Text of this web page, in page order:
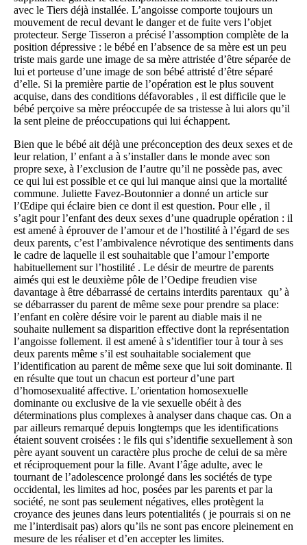
avec le Tiers déjà installée. L’angoisse comporte toujours un
mouvement de recul devant le danger et de fuite vers l’objet
protecteur. Serge Tisseron a précisé l’assomption complète de la
position dépressive : le bébé en l’absence de sa mère est un peu
triste mais garde une image de sa mère attristée d’être séparée de
lui et porteuse d’une image de son bébé attristé d’être séparé
d’elle. Si la première partie de l’opération est le plus souvent
acquise, dans des conditions défavorables , il est difficile que le
bébé perçoive sa mère préoccupée de sa tristesse à lui alors qu’il
la sent pleine de préoccupations qui lui échappent.
Bien que le bébé ait déjà une préconception des deux sexes et de
leur relation, l’ enfant a à s’installer dans le monde avec son
propre sexe, à l’exclusion de l’autre qu’il ne possède pas, avec
ce qui lui est possible et ce qui lui manque ainsi que la mortalité
commune. Juliette Favez-Boutonnier a donné un article sur
l’Œdipe qui éclaire bien ce dont il est question. Pour elle , il
s’agit pour l’enfant des deux sexes d’une quadruple opération : il
est amené à éprouver de l’amour et de l’hostilité à l’égard de ses
deux parents, c’est l’ambivalence névrotique des sentiments dans
le cadre de laquelle il est souhaitable que l’amour l’emporte
habituellement sur l’hostilité . Le désir de meurtre de parents
aimés qui est le deuxième pôle de l’Oedipe freudien vise
davantage à être débarrassé de certains interdits parentaux qu’ à
se débarrasser du parent de même sexe pour prendre sa place:
l’enfant en colère désire voir le parent au diable mais il ne
souhaite nullement sa disparition effective dont la représentation
l’angoisse follement. il est amené à s’identifier tour à tour à ses
deux parents même s’il est souhaitable socialement que
l’identification au parent de même sexe que lui soit dominante. Il
en résulte que tout un chacun est porteur d’une part
d’homosexualité affective. L’orientation homosexuelle
dominante ou exclusive de la vie sexuelle obéit à des
déterminations plus complexes à analyser dans chaque cas. On a
par ailleurs remarqué depuis longtemps que les identifications
étaient souvent croisées : le fils qui s’identifie sexuellement à son
père ayant souvent un caractère plus proche de celui de sa mère
et réciproquement pour la fille. Avant l’âge adulte, avec le
tournant de l’adolescence prolongé dans les sociétés de type
occidental, les limites ad hoc, posées par les parents et par la
société, ne sont pas seulement négatives, elles protègent la
croyance des jeunes dans leurs potentialités ( je pourrais si on ne
me l’interdisait pas) alors qu’ils ne sont pas encore pleinement en
mesure de les réaliser et d’en accepter les limites.